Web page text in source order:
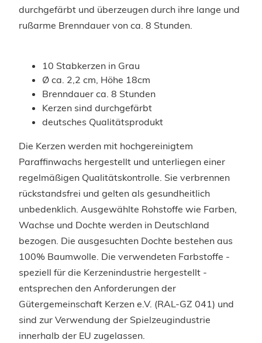
durchgefärbt und überzeugen durch ihre lange und
rußarme Brenndauer von ca. 8 Stunden.
10 Stabkerzen in Grau
Ø ca. 2,2 cm, Höhe 18cm
Brenndauer ca. 8 Stunden
Kerzen sind durchgefärbt
deutsches Qualitätsprodukt
Die Kerzen werden mit hochgereinigtem
Paraffinwachs hergestellt und unterliegen einer
regelmäßigen Qualitätskontrolle. Sie verbrennen
rückstandsfrei und gelten als gesundheitlich
unbedenklich. Ausgewählte Rohstoffe wie Farben,
Wachse und Dochte werden in Deutschland
bezogen. Die ausgesuchten Dochte bestehen aus
100% Baumwolle. Die verwendeten Farbstoffe -
speziell für die Kerzenindustrie hergestellt -
entsprechen den Anforderungen der
Gütergemeinschaft Kerzen e.V. (RAL-GZ 041) und
sind zur Verwendung der Spielzeugindustrie
innerhalb der EU zugelassen.